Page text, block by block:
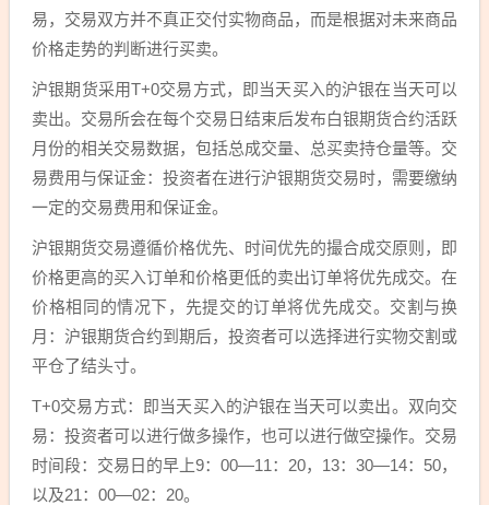
易，交易双方并不真正交付实物商品，而是根据对未来商品
价格走势的判断进行买卖。
沪银期货采用T+0交易方式，即当天买入的沪银在当天可以
卖出。交易所会在每个交易日结束后发布白银期货合约活跃
月份的相关交易数据，包括总成交量、总买卖持仓量等。交
易费用与保证金：投资者在进行沪银期货交易时，需要缴纳
一定的交易费用和保证金。
沪银期货交易遵循价格优先、时间优先的撮合成交原则，即
价格更高的买入订单和价格更低的卖出订单将优先成交。在
价格相同的情况下，先提交的订单将优先成交。交割与换
月：沪银期货合约到期后，投资者可以选择进行实物交割或
平仓了结头寸。
T+0交易方式：即当天买入的沪银在当天可以卖出。双向交
易：投资者可以进行做多操作，也可以进行做空操作。交易
时间段：交易日的早上9：00—11：20，13：30—14：50，
以及21：00—02：20。